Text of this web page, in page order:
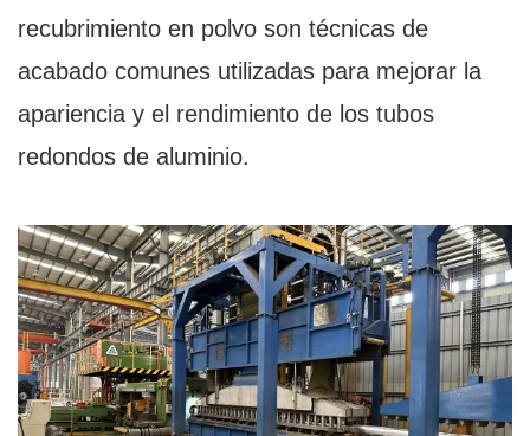
recubrimiento en polvo son técnicas de
acabado comunes utilizadas para mejorar la
apariencia y el rendimiento de los tubos
redondos de aluminio.